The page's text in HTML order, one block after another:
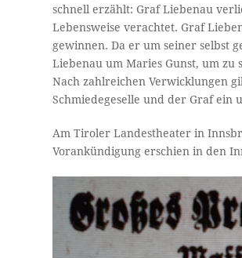
schnell erzählt: Graf Liebenau
Lebensweise verachtet. Graf
gewinnen. Da er um seiner selbst
Liebenau um Maries Gunst, um zu
Nach zahlreichen Verwicklungen
Schmiedegeselle und der Graf ein
Am Tiroler Landestheater in
Vorankündigung erschien in den